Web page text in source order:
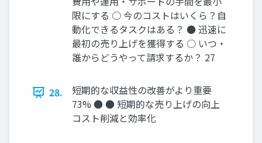
限にする ○ 今のコストはいくら？自
動化できるタスクはある？ ● 迅速に
最初の売り上げを獲得する ○ いつ・
誰からどうやって請求するか？ 27
28.
短期的な収益性の改善がより重要
73% ● ● 短期的な売り上げの向上
コスト削減と効率化